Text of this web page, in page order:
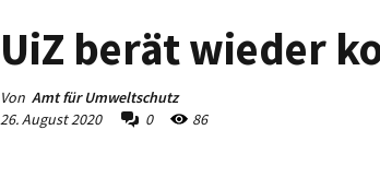
UiZ berät wieder
Von Amt für Umweltschutz
26. August 2020
0 86